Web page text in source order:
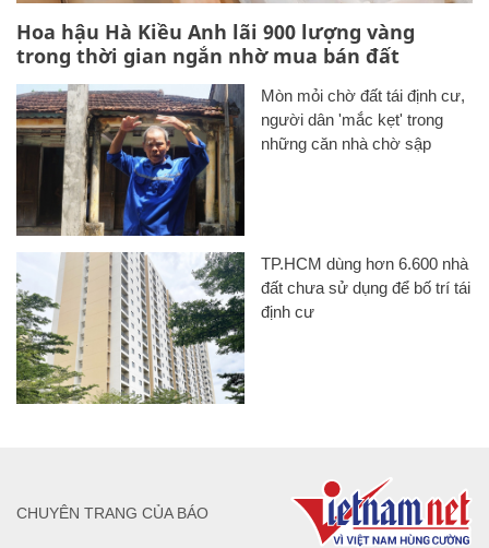
Hoa hậu Hà Kiều Anh lãi 900 lượng vàng
trong thời gian ngắn nhờ mua bán đất
Mòn mỏi chờ đất tái định cư,
người dân 'mắc kẹt' trong
những căn nhà chờ sập
TP.HCM dùng hơn 6.600 nhà
đất chưa sử dụng để bố trí tái
định cư
CHUYÊN TRANG CỦA BÁO